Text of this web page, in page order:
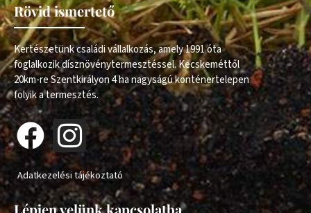
Rövid ismertető
Kertészetünk családi vállalkozás, amely 1991 óta
foglalkozik dísznövénytermesztéssel. Kecskeméttől
20km-re Szentkirályon 4 ha nagyságú konténertelepen
folyik a termesztés.
Adatkezelési tájékoztató
Lépjen velünk kapcsolatba